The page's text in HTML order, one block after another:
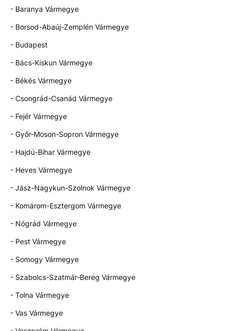
- Baranya Vármegye
- Borsod-Abaúj-Zemplén Vármegye
- Budapest
- Bács-Kiskun Vármegye
- Békés Vármegye
- Csongrád-Csanád Vármegye
- Fejér Vármegye
- Győr-Moson-Sopron Vármegye
- Hajdú-Bihar Vármegye
- Heves Vármegye
- Jász-Nagykun-Szolnok Vármegye
- Komárom-Esztergom Vármegye
- Nógrád Vármegye
- Pest Vármegye
- Somogy Vármegye
- Szabolcs-Szatmár-Bereg Vármegye
- Tolna Vármegye
- Vas Vármegye